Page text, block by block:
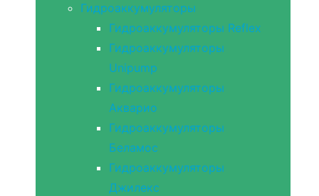
Гидроаккумуляторы
Гидроаккумуляторы Reflex
Гидроаккумуляторы
Unipump
Гидроаккумуляторы
Акварио
Гидроаккумуляторы
Беламос
Гидроаккумуляторы
Джилекс